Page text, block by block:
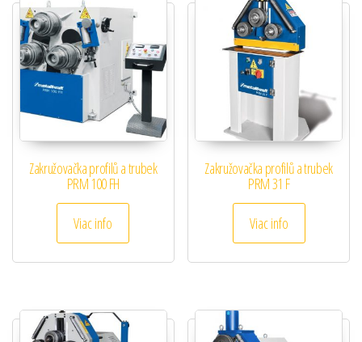
Zakružovačka profilů a trubek
PRM 100 FH
Viac info
Zakružovačka profilů a trubek
PRM 31 F
Viac info